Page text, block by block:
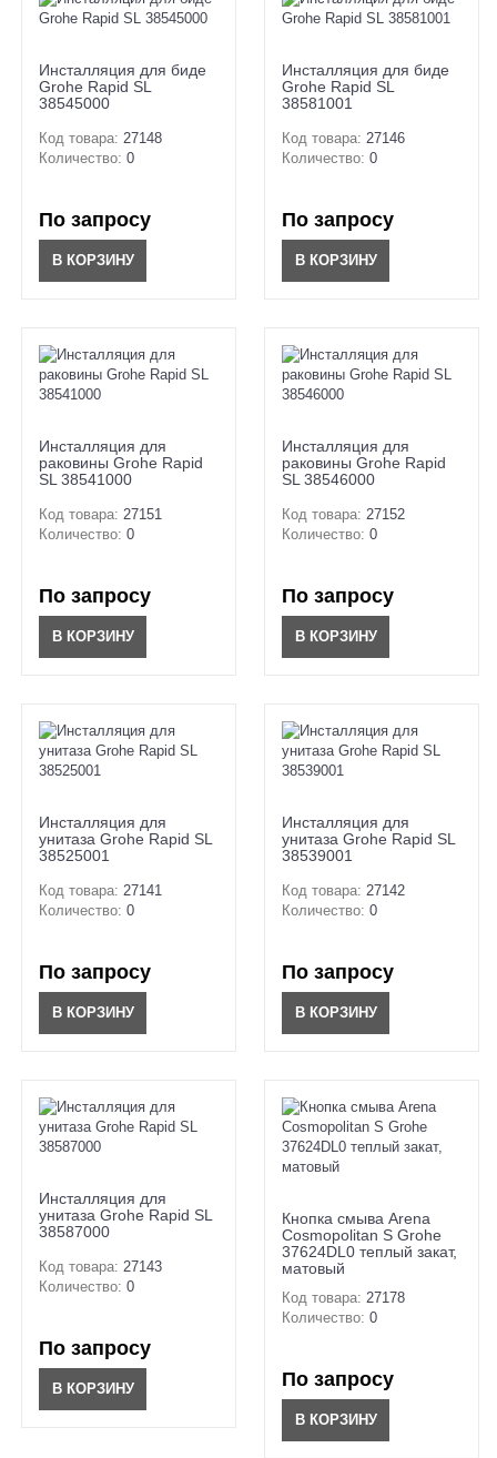
Инсталляция для биде
Grohe Rapid SL
38545000
Код товара: 27148
Количество: 0
По запросу
В КОРЗИНУ
Инсталляция для биде
Grohe Rapid SL
38581001
Код товара: 27146
Количество: 0
По запросу
В КОРЗИНУ
Инсталляция для
раковины Grohe Rapid
SL 38541000
Код товара: 27151
Количество: 0
По запросу
В КОРЗИНУ
Инсталляция для
раковины Grohe Rapid
SL 38546000
Код товара: 27152
Количество: 0
По запросу
В КОРЗИНУ
Инсталляция для
унитаза Grohe Rapid SL
38525001
Код товара: 27141
Количество: 0
По запросу
В КОРЗИНУ
Инсталляция для
унитаза Grohe Rapid SL
38539001
Код товара: 27142
Количество: 0
По запросу
В КОРЗИНУ
Инсталляция для
унитаза Grohe Rapid SL
38587000
Код товара: 27143
Количество: 0
По запросу
В КОРЗИНУ
Кнопка смыва Arena
Cosmopolitan S Grohe
37624DL0 теплый закат,
матовый
Код товара: 27178
Количество: 0
По запросу
В КОРЗИНУ